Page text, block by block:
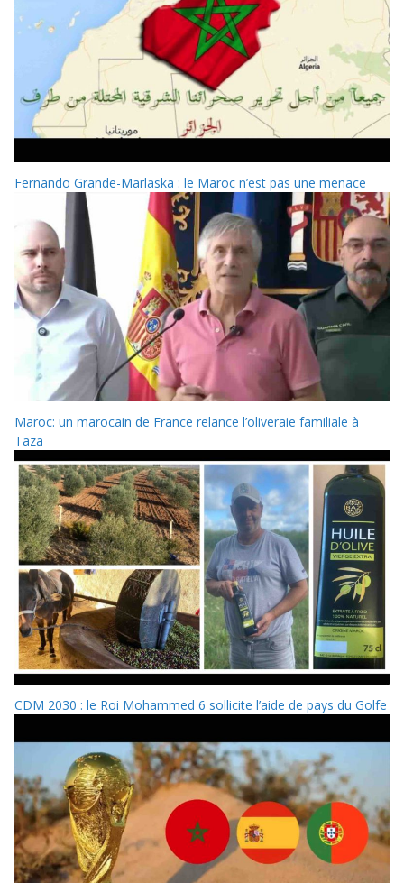
Fernando Grande-Marlaska : le Maroc n’est pas une menace
Maroc: un marocain de France relance l’oliveraie familiale à
Taza
CDM 2030 : le Roi Mohammed 6 sollicite l’aide de pays du Golfe